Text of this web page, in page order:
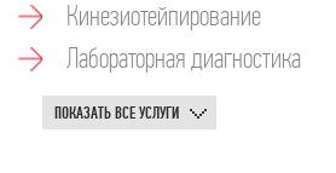
Кинезиотейпирование
Лабораторная диагностика
ПОКАЗАТЬ ВСЕ УСЛУГИ